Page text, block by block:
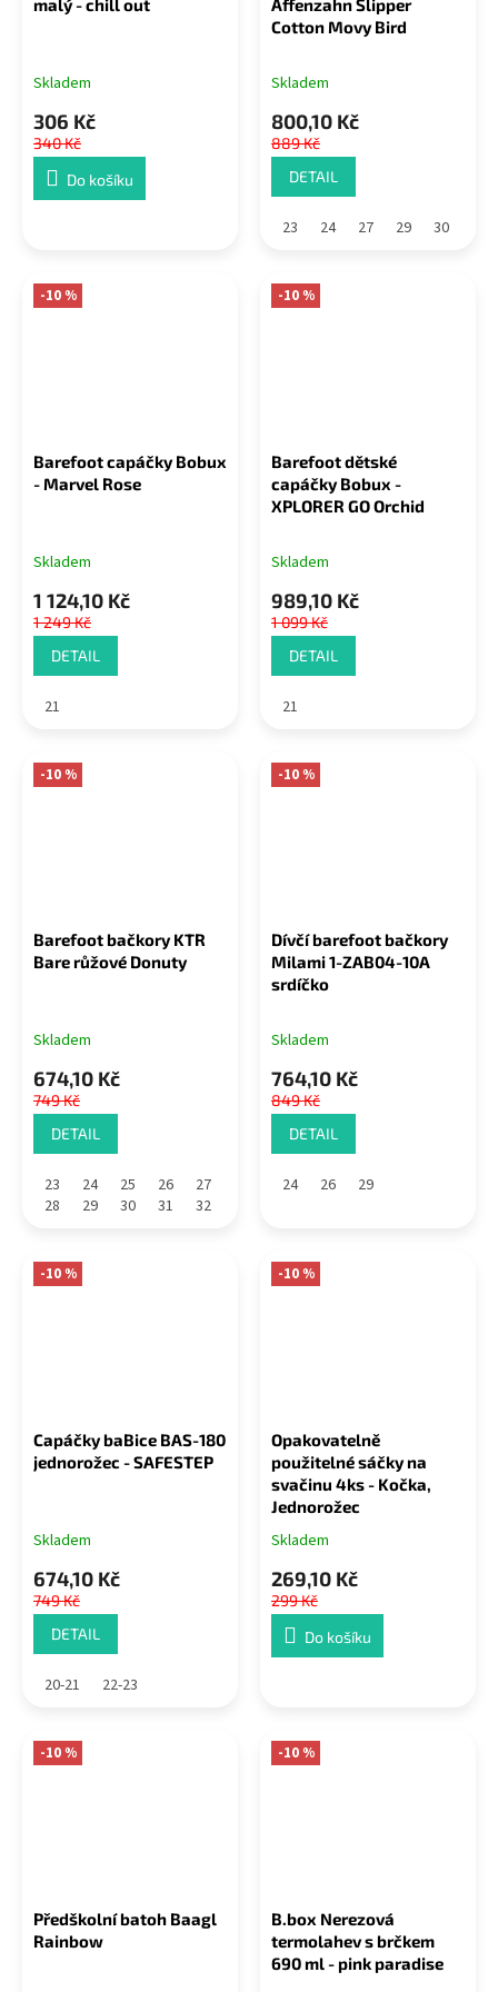
malý - chill out
Skladem
306 Kč
340 Kč
Do košíku
Affenzahn Slipper
Cotton Movy Bird
Skladem
800,10 Kč
889 Kč
DETAIL
23 24 27 29 30
-10 %
Barefoot capáčky Bobux
- Marvel Rose
Skladem
1 124,10 Kč
1 249 Kč
DETAIL
21
-10 %
Barefoot dětské
capáčky Bobux -
XPLORER GO Orchid
Skladem
989,10 Kč
1 099 Kč
DETAIL
21
-10 %
Barefoot bačkory KTR
Bare růžové Donuty
Skladem
674,10 Kč
749 Kč
DETAIL
23 24 25 26
27
28
29 30 31 32
-10 %
Dívčí barefoot bačkory
Milami 1-ZAB04-10A
srdíčko
Skladem
764,10 Kč
849 Kč
DETAIL
24 26 29
-10 %
Capáčky baBice BAS-180
jednorožec - SAFESTEP
Skladem
674,10 Kč
749 Kč
DETAIL
20-21 22-23
-10 %
Opakovatelně
použitelné sáčky na
svačinu 4ks - Kočka,
Jednorožec
Skladem
269,10 Kč
299 Kč
Do košíku
-10 %
Předškolní batoh Baagl
Rainbow
-10 %
B.box Nerezová
termolahev s brčkem
690 ml - pink paradise